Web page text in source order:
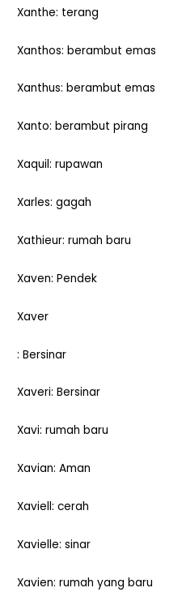
Xanthe: terang
Xanthos: berambut emas
Xanthus: berambut emas
Xanto: berambut pirang
Xaquil: rupawan
Xarles: gagah
Xathieur: rumah baru
Xaven: Pendek
Xaver
: Bersinar
Xaveri: Bersinar
Xavi: rumah baru
Xavian: Aman
Xaviell: cerah
Xavielle: sinar
Xavien: rumah yang baru